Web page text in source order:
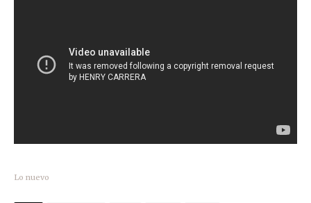
Lo nuevo